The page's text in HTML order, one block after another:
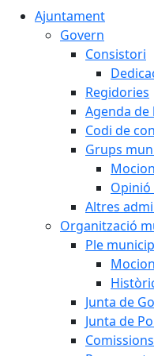
Ajuntament
Govern
Consistori
Regidories
Agenda de
Codi de
Grups
Altres
Organització
Ple
Junta de
Junta de